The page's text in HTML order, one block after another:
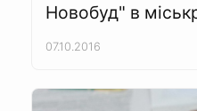
Новобуд" в
07.10.2016